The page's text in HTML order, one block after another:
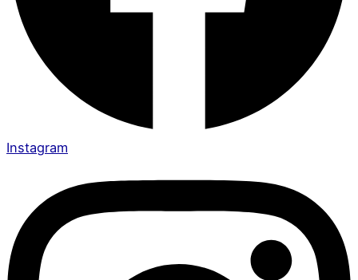
Instagram